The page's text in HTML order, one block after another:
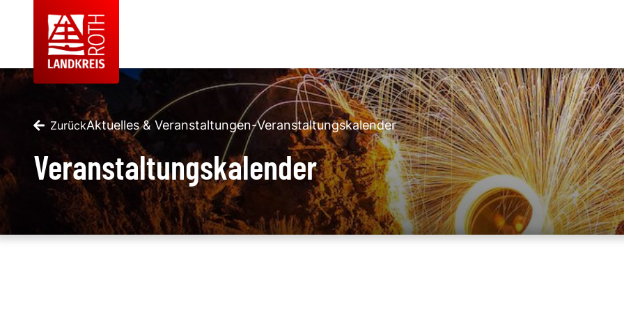
ZurückAktuelles & Veranstaltungen-Veranstaltungskalender
Veranstaltungskalender